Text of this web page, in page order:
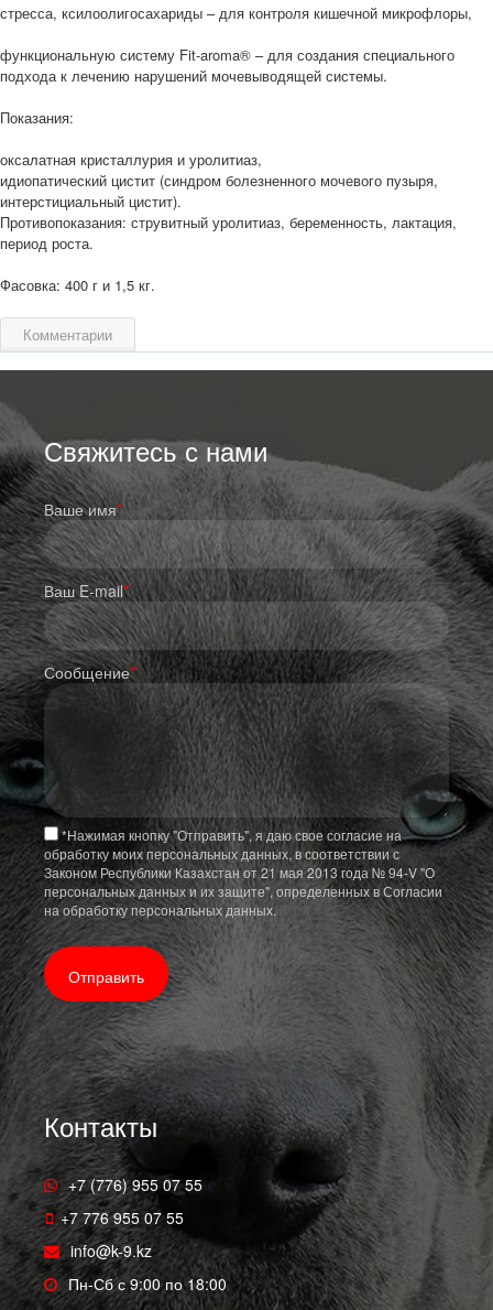
стресса, ксилоолигосахариды – для контроля кишечной микрофлоры,
функциональную систему Fit-aroma® – для создания специального
подхода к лечению нарушений мочевыводящей системы.
Показания:
оксалатная кристаллурия и уролитиаз,
идиопатический цистит (синдром болезненного мочевого пузыря,
интерстициальный цистит).
Противопоказания: струвитный уролитиаз, беременность, лактация,
период роста.
Фасовка: 400 г и 1,5 кг.
Комментарии
Свяжитесь с нами
Ваше имя*
Ваш E-mail*
Сообщение*
*Нажимая кнопку "Отправить", я даю свое согласие на
обработку моих персональных данных, в соответствии с
Законом Республики Казахстан от 21 мая 2013 года № 94-V "О
персональных данных и их защите", определенных в Согласии
на обработку персональных данных.
Контакты
+7 (776) 955 07 55
+7 776 955 07 55
info@k-9.kz
Пн-Сб с 9:00 по 18:00